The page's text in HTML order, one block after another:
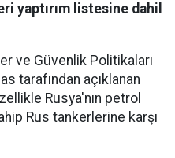
yaptırım listesine dahil
ve Güvenlik Politikaları
tarafından açıklanan
Rusya'nın petrol
Rus tankerlerine karşı